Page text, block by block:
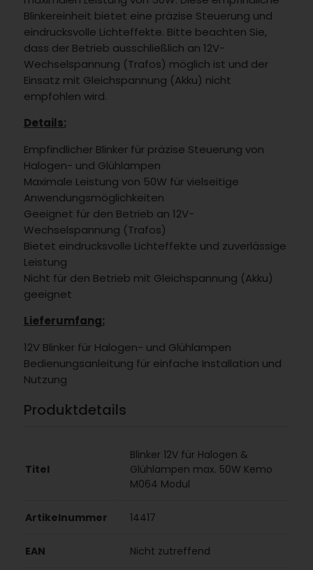
Blinkereinheit bietet eine präzise Steuerung und
eindrucksvolle Lichteffekte. Bitte beachten Sie,
dass der Betrieb ausschließlich an 12V-
Wechselspannung (Trafos) möglich ist und der
Einsatz mit Gleichspannung (Akku) nicht
empfohlen wird.
Details:
Empfindlicher Blinker für präzise Steuerung von
Halogen- und Glühlampen
Maximale Leistung von 50W für vielseitige
Anwendungsmöglichkeiten
Geeignet für den Betrieb an 12V-
Wechselspannung (Trafos)
Bietet eindrucksvolle Lichteffekte und zuverlässige
Leistung
Nicht für den Betrieb mit Gleichspannung (Akku)
geeignet
Lieferumfang:
12V Blinker für Halogen- und Glühlampen
Bedienungsanleitung für einfache Installation und
Nutzung
Produktdetails
Titel
Blinker 12V für Halogen &
Glühlampen max. 50W Kemo
M064 Modul
Artikelnummer 14417
EAN Nicht zutreffend